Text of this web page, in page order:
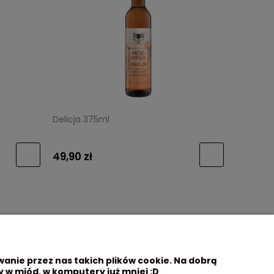
Delicja 375ml
49,90 zł
przez nas takich plików cookie. Na dobrą
miód, w komputery już mniej :D